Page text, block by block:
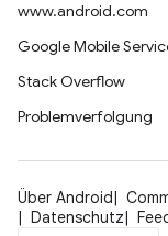
www.android.com
Google Mobile
Stack Overflow
Problemverfolgung
Über Android
Datenschutz